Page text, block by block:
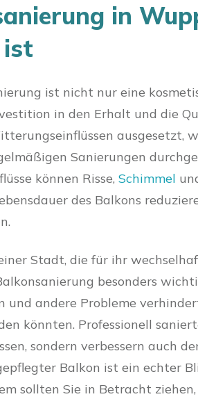
in
ist nicht nur eine
in den Erhalt und die
ausgesetzt,
Sanierungen
können Risse, Schimmel
des Balkons
Stadt, die für ihr
besonders
und andere Probleme
könnten. Professionell
sondern verbessern auch
Balkon ist ein echter
sollten Sie in Betracht